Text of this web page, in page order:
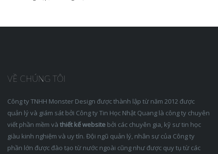
VỀ CHÚNG TÔI
Công ty TNHH Monster Design được thành lập từ năm 2012 được
quản lý và giám sát bởi Công ty Tin Học Nhật Quang là công ty chuyên
viết phần mềm và thiết kế website bởi các chuyên gia, kỹ sư tin học
giàu kinh nghiệm và uy tín. Đội ngũ quản lý, nhân sự của Công ty
phần lớn được đào tạo từ nước ngoài cũng như được quy tụ từ các